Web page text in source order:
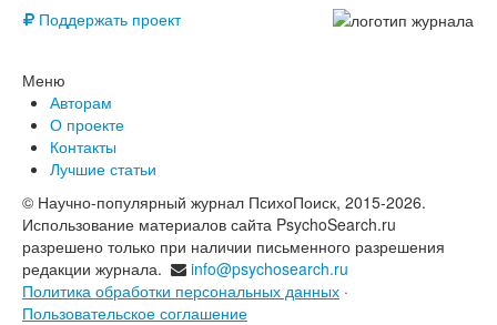
Поддержать проект
Меню
Авторам
О проекте
Контакты
Лучшие статьи
© Научно-популярный журнал ПсихоПоиск, 2015-2026.
Использование материалов сайта PsychoSearch.ru
разрешено только при наличии письменного разрешения
редакции журнала.
info@psychosearch.ru
Политика обработки персональных данных ·
Пользовательское соглашение